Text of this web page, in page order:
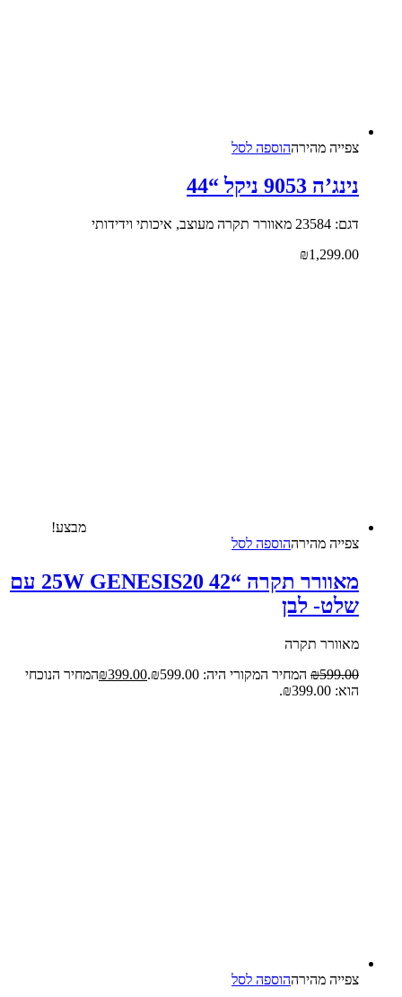
צפייה‬ ‫מהירה‬הוספה לסל
נינג’ה 9053 ניקל “44
דגם: 23584 מאוורר תקרה מעוצב, איכותי וידידותי
₪1,299.00
מבצע!
צפייה‬ ‫מהירה‬הוספה לסל
מאוורר תקרה “25W GENESIS20 42 עם
שלט- לבן
מאוורר תקרה
₪599.00 המחיר המקורי היה: ₪599.00. ₪399.00
המחיר הנוכחי
הוא: ₪399.00.
צפייה‬ ‫מהירה‬הוספה לסל